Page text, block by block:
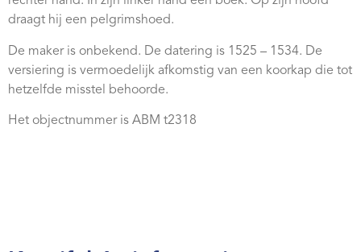
Webshop
Contact
draagt hij een pelgrimshoed.
De maker is onbekend. De datering is 1525 – 1534. De
versiering is vermoedelijk afkomstig van een koorkap die tot
hetzelfde misstel behoorde.
Het objectnummer is ABM t2318